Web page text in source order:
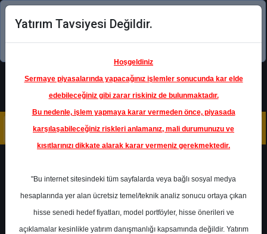
Şimdi uygulamayı indirin!
Ana Sayfa Raporlar
Garanti BBVA
Rapor Detay
Yatırım Tavsiyesi Değildir.
Hoşgeldiniz
Sermaye piyasalarında yapacağınız işlemler sonucunda kar elde
edebileceğiniz gibi zarar riskiniz de bulunmaktadır.
Bu nedenle, işlem yapmaya karar vermeden önce, piyasada
karşılaşabileceğiniz riskleri anlamanız, mali durumunuzu ve
kısıtlarınızı dikkate alarak karar vermeniz gerekmektedir.
"Bu internet sitesindeki tüm sayfalarda veya bağlı sosyal medya
hesaplarında yer alan ücretsiz temel/teknik analiz sonucu ortaya çıkan
hisse senedi hedef fiyatları, model portföyler, hisse önerileri ve
açıklamalar kesinlikle yatırım danışmanlığı kapsamında değildir. Yatırım